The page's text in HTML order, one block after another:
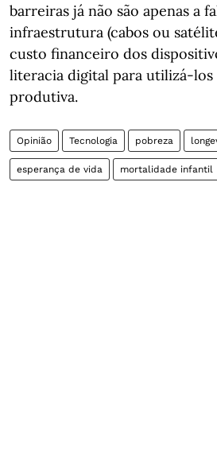
barreiras já não são apenas a
infraestrutura (cabos ou
custo financeiro dos
literacia digital para utilizá-los
produtiva.
Opinião Tecnologia pobreza
esperança de vida mortalidade infantil